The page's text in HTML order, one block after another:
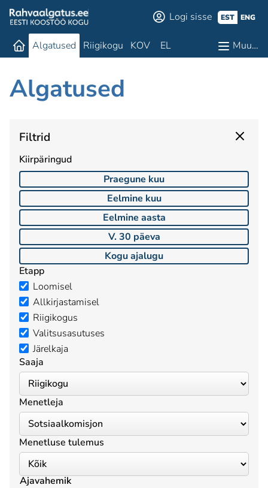
Logi sisse EST ENG
Algatused Riigikogu KOV EL Muu…
Algatused
Filtrid
Kiirpäringud
Praegune kuu
Eelmine kuu
Eelmine aasta
V. 30 päeva
Kogu ajalugu
Etapp
Loomisel
Allkirjastamisel
Riigikogus
Valitsusasutuses
Järelkaja
Saaja
Menetleja
Menetluse tulemus
Ajavahemik